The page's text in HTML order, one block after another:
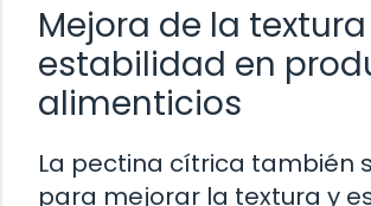
Mejora de la
estabilidad en
alimenticios
La pectina cítrica también
para mejorar la textura y